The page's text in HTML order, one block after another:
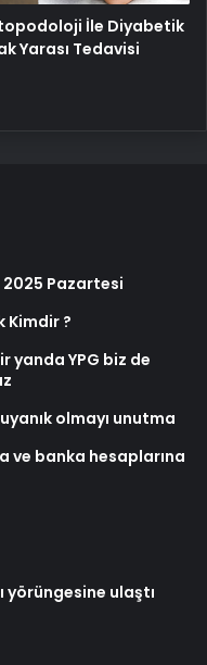
İle Diyabetik
Yarası Tedavisi
2025 Pazartesi
Kimdir ?
yanda YPG biz de
olmayı unutma
ve banka hesaplarına
yörüngesine ulaştı